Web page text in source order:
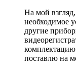
На мой
необходимое
другие
поставлю на